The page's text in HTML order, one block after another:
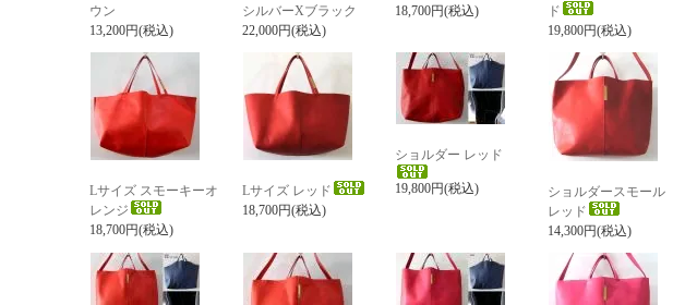
ウン
13,200円(税込)
シルバーXブラック
22,000円(税込)
18,700円(税込)
ド
19,800円(税込)
Lサイズ スモーキーオ
レンジ
18,700円(税込)
Lサイズ レッド
18,700円(税込)
ショルダー レッド
19,800円(税込)
ショルダースモール
レッド
14,300円(税込)